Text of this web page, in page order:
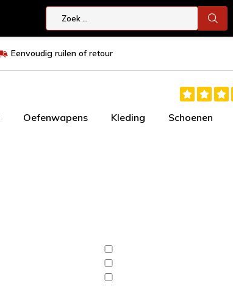
Eenvoudig ruilen of retour
Oefenwapens Kleding Schoenen